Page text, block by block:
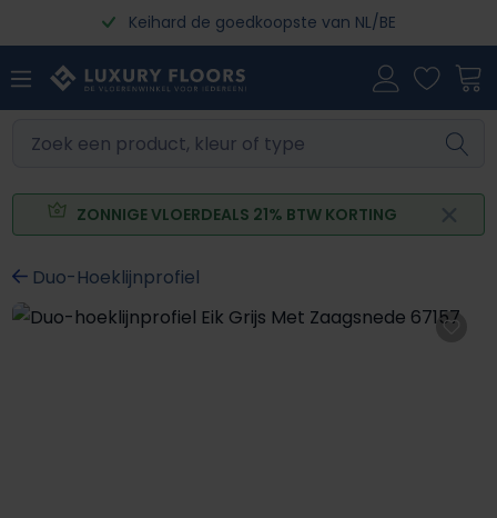
Ga naar de hoofdinhoudKeihard de goedkoopste van NL/BE
ZONNIGE VLOERDEALS 21% BTW KORTING
Duo-Hoeklijnprofiel
Afbeeldingengalerij overslaan